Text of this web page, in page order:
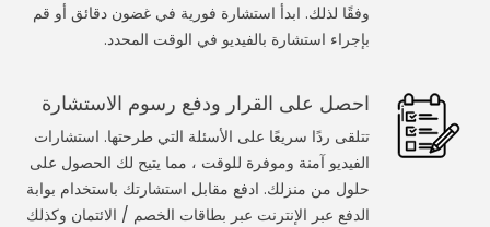
احصل على تدريب اللياقة على مكالمة الفيديو
النجار
عامل الكهرباء
وفقًا لذلك. ابدأ استشارة فورية في غضون دقائق أو قم
بإجراء استشارة بالفيديو في الوقت المحدد.
احصل على القرار ودفع رسوم الاستشارة
تتلقى ردًا سريعًا على الأسئلة التي طرحتها. استشارات
الفيديو آمنة وموفرة للوقت ، مما يتيح لك الحصول على
حلول من منزلك. ادفع مقابل استشارتك باستخدام بوابة
الدفع عبر الإنترنت عبر بطاقات الخصم / الائتمان وكذلك